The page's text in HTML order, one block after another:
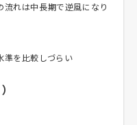
れは中長期で逆風になり
準を比較しづらい